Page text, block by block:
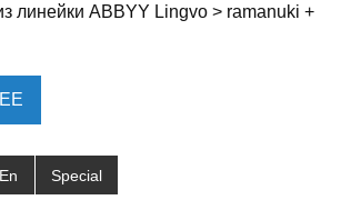
линейки ABBYY Lingvo > ramanuki +
Special